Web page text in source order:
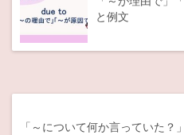
と例文
「～について何か言っていた？